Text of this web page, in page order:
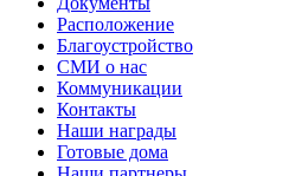
Расположение
Благоустройство
СМИ о нас
Коммуникации
Контакты
Наши награды
Готовые дома